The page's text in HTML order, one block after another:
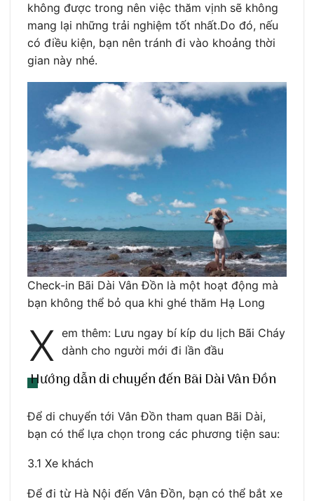
không được trong nên việc thăm vịnh sẽ không
mang lại những trải nghiệm tốt nhất.Do đó, nếu
có điều kiện, bạn nên tránh đi vào khoảng thời
gian này nhé.
Check-in Bãi Dài Vân Đồn là một hoạt động mà
bạn không thể bỏ qua khi ghé thăm Hạ Long
X em thêm: Lưu ngay bí kíp du lịch Bãi Cháy
dành cho người mới đi lần đầu
Hướng dẫn di chuyển đến Bãi Dài Vân Đồn
Để di chuyển tới Vân Đồn tham quan Bãi Dài,
bạn có thể lựa chọn trong các phương tiện sau:
3.1 Xe khách
Để đi từ Hà Nội đến Vân Đồn, bạn có thể bắt xe